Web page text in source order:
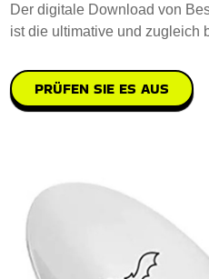
Der digitale Download von
ist die ultimative und zugleich
PRÜFEN SIE ES AUS